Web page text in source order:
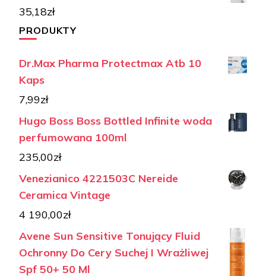
35,18zł
PRODUKTY
Dr.Max Pharma Protectmax Atb 10
Kaps
7,99zł
Hugo Boss Boss Bottled Infinite woda
perfumowana 100ml
235,00zł
Venezianico 4221503C Nereide
Ceramica Vintage
4 190,00zł
Avene Sun Sensitive Tonujący Fluid
Ochronny Do Cery Suchej I Wrażliwej
Spf 50+ 50 Ml